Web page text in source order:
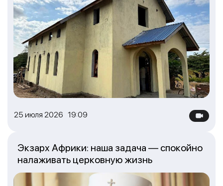
25 июля 2026 19:09
Экзарх Африки: наша задача — спокойно
налаживать церковную жизнь